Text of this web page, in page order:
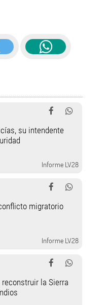
su intendente
Informe LV28
migratorio
Informe LV28
la Sierra